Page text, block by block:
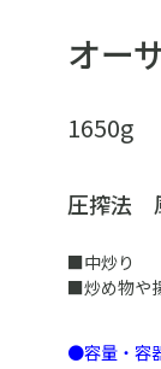
オー
1650g
圧搾法
■中炒り
■炒め物や
●容量・容